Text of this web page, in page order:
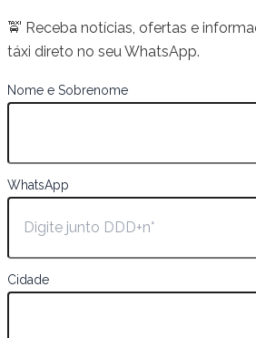
🚖 Receba notícias, ofertas e
táxi direto no seu WhatsApp.
Nome e Sobrenome
WhatsApp
Cidade